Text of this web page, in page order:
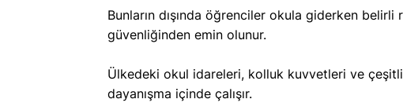
Bunların dışında öğrenciler okula giderken
güvenliğinden emin olunur.
Ülkedeki okul idareleri, kolluk kuvvetleri ve
dayanışma içinde çalışır.